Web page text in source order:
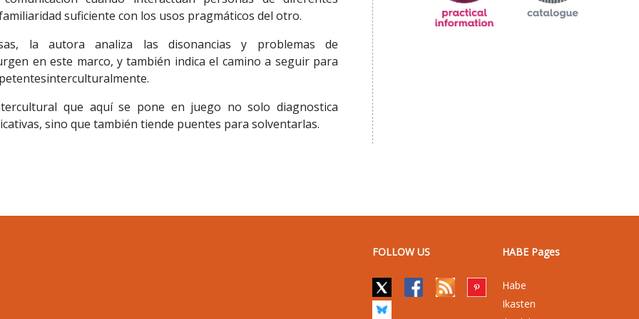
suficiente con los usos pragmáticos del otro.
la autora analiza las disonancias y problemas de
en este marco, y también indica el camino a seguir para
que aquí se pone en juego no solo diagnostica
sino que también tiende puentes para solventarlas.
FOLLOW US HABE Pages
Habe
Ikasten